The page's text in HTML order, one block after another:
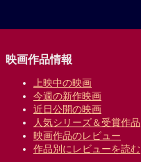
映画作品情報
上映中の映画
今週の新作映画
近日公開の映画
人気シリーズ＆受賞作品
映画作品のレビュー
作品別にレビューを読む